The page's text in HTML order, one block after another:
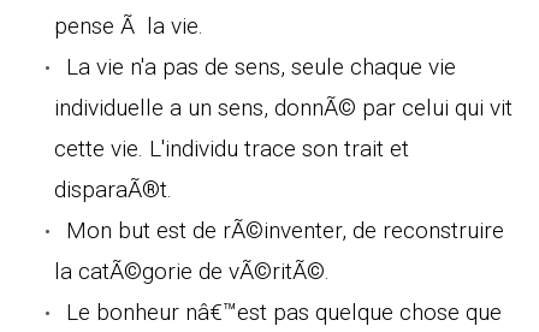
pense Ã la vie.
La vie n'a pas de sens, seule chaque vie
individuelle a un sens, donnÃ© par celui qui vit
cette vie. L'individu trace son trait et
disparaÃ®t.
Mon but est de rÃ©inventer, de reconstruire
la catÃ©gorie de vÃ©ritÃ©.
Le bonheur nâ€™est pas quelque chose que